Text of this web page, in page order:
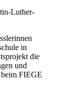
in
die
und
beim FIEGE